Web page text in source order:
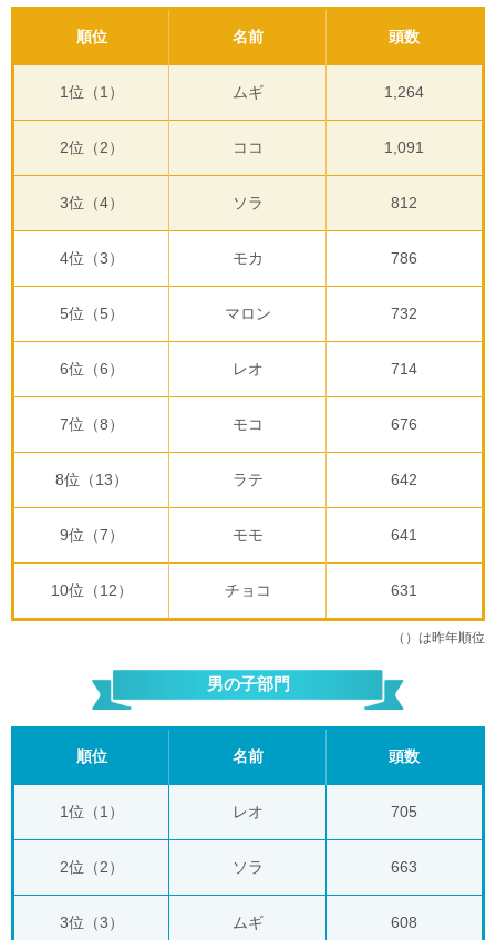
順位 名前 頭数
1位（1） ムギ 1,264
2位（2） ココ 1,091
3位（4） ソラ 812
4位（3） モカ 786
5位（5） マロン 732
6位（6） レオ 714
7位（8） モコ 676
8位（13） ラテ 642
9位（7） モモ 641
10位（12） チョコ 631
（）は昨年順位
男の子部門
順位 名前 頭数
1位（1） レオ 705
2位（2） ソラ 663
3位（3） ムギ 608